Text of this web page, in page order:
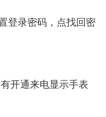
登录密码，点找回密
开通来电显示手表